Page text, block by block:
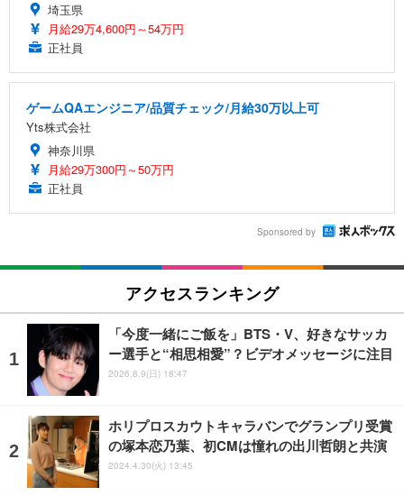
埼玉県
月給29万4,600円～54万円
正社員
ゲームQAエンジニア/品質チェック/月給30万以上可
Yts株式会社
神奈川県
月給29万300円～50万円
正社員
Sponsored by
アクセスランキング
「今度一緒にご飯を」BTS・V、好きなサッカ
ー選手と“相思相愛”？ビデオメッセージに注目
2026.8.9(日) 18:47
ホリプロスカウトキャラバンでグランプリ受賞
の塚本恋乃葉、初CMは憧れの出川哲朗と共演
2024.4.30(火) 13:45